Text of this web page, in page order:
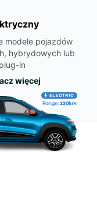
modele pojazdów
hybrydowych lub
plug-in
więcej